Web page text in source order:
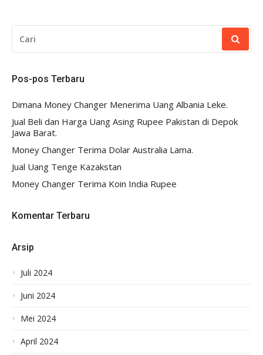
UNTUK:
Pos-pos Terbaru
Dimana Money Changer Menerima Uang Albania Leke.
Jual Beli dan Harga Uang Asing Rupee Pakistan di Depok
Jawa Barat.
Money Changer Terima Dolar Australia Lama.
Jual Uang Tenge Kazakstan
Money Changer Terima Koin India Rupee
Komentar Terbaru
Arsip
Juli 2024
Juni 2024
Mei 2024
April 2024